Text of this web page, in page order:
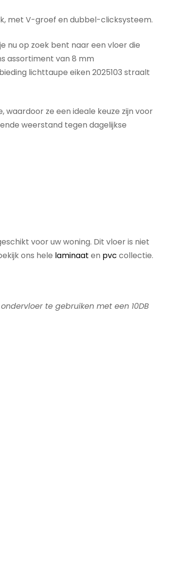
met V-groef en dubbel-clicksysteem.
nu op zoek bent naar een vloer die
assortiment van 8 mm
lichttaupe eiken 2025103 straalt
ze een ideale keuze zijn voor
weerstand tegen dagelijkse
voor uw woning. Dit vloer is niet
ons hele laminaat en pvc collectie.
te gebruiken met een 10DB